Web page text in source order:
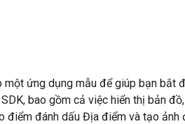
một ứng dụng mẫu để giúp bạn bắt
bao gồm cả việc hiển thị bản
điểm đánh dấu Địa điểm và tạo ảnh